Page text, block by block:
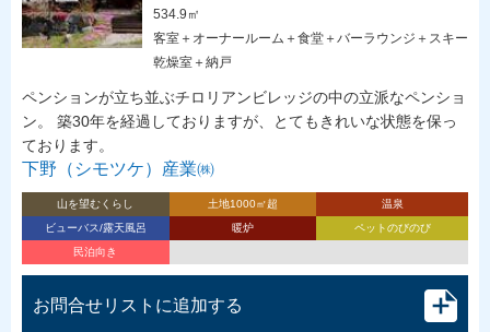
534.9㎡
客室＋オーナールーム＋食堂＋バーラウンジ＋スキー
乾燥室＋納戸
ペンションが立ち並ぶチロリアンビレッジの中の立派なペンショ
ン。 築30年を経過しておりますが、とてもきれいな状態を保っ
ております。
下野（シモツケ）産業㈱
山を望むくらし 土地1000㎡超
温泉
ビューバス/露天風呂
暖炉
ペットのびのび
民泊向き
お問合せリストに追加する